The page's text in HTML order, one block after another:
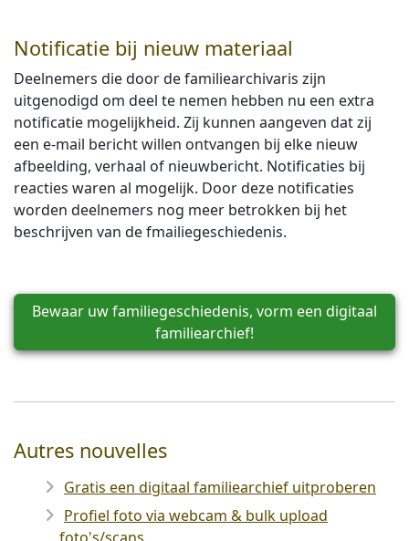
Notificatie bij nieuw materiaal
Deelnemers die door de familiearchivaris zijn
uitgenodigd om deel te nemen hebben nu een extra
notificatie mogelijkheid. Zij kunnen aangeven dat zij
een e-mail bericht willen ontvangen bij elke nieuw
afbeelding, verhaal of nieuwbericht. Notificaties bij
reacties waren al mogelijk. Door deze notificaties
worden deelnemers nog meer betrokken bij het
beschrijven van de fmailiegeschiedenis.
Bewaar uw familiegeschiedenis, vorm een digitaal
familiearchief!
Autres nouvelles
Gratis een digitaal familiearchief uitproberen
Profiel foto via webcam & bulk upload